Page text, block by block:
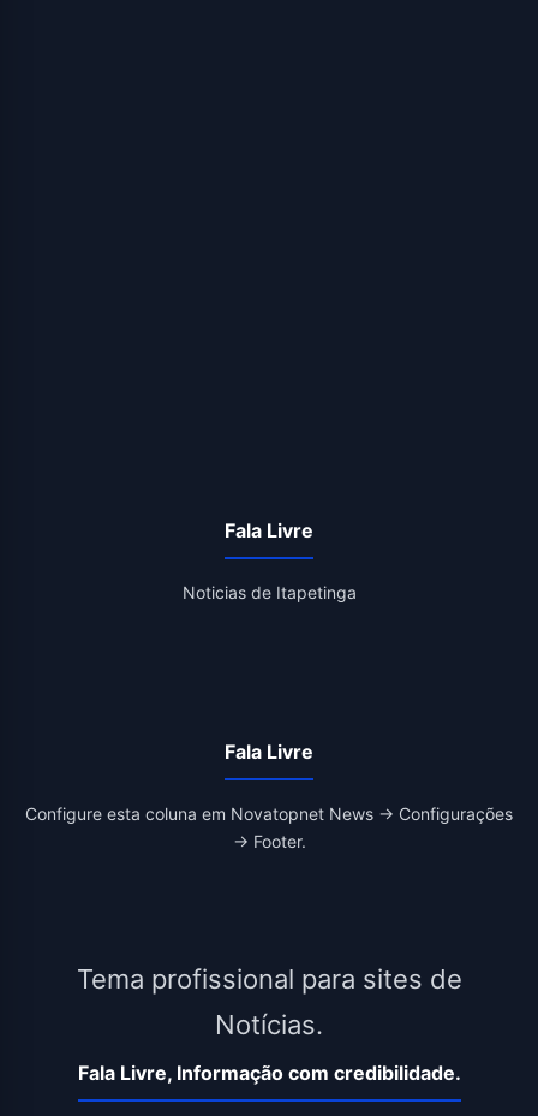
Fala Livre
Noticias de Itapetinga
Fala Livre
Configure esta coluna em Novatopnet News → Configurações
→ Footer.
Tema profissional para sites de
Notícias.
Fala Livre, Informação com credibilidade.